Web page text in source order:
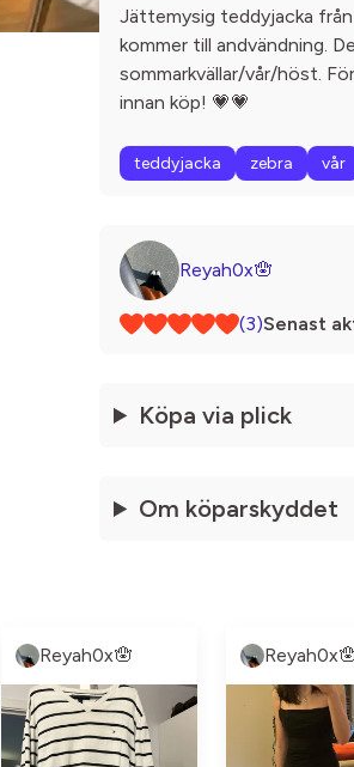
Jättemysig teddyjacka
kommer till andvändning.
sommarkvällar/vår/höst.
innan köp! 💗💗
teddyjacka zebra vår
Reyah0x🪬
(3)Senast
Köpa via plick
Om köparskyddet
Reyah0x🪬